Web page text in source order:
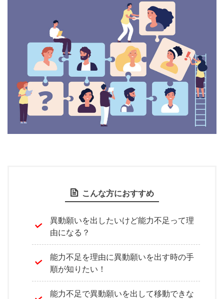
こんな方におすすめ
異動願いを出したいけど能力不足って理
由になる？
能力不足を理由に異動願いを出す時の手
順が知りたい！
能力不足で異動願いを出して移動できな